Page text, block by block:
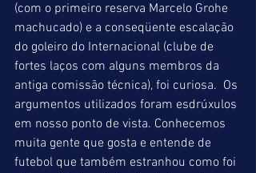
(com o primeiro reserva Marcelo Grohe
machucado) e a conseqüente escalação
do goleiro do Internacional (clube de
fortes laços com alguns membros da
antiga comissão técnica), foi curiosa.  Os
argumentos utilizados foram esdrúxulos
em nosso ponto de vista. Conhecemos
muita gente que gosta e entende de
futebol que também estranhou como foi